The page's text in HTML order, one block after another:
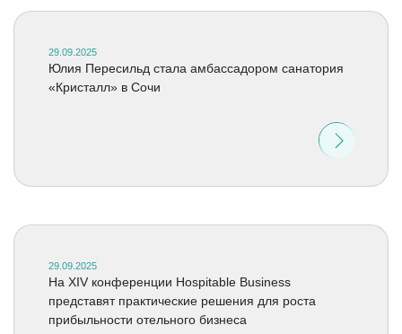
29.09.2025
Юлия Пересильд стала амбассадором санатория
«Кристалл» в Сочи
29.09.2025
На XIV конференции Hospitable Business
представят практические решения для роста
прибыльности отельного бизнеса